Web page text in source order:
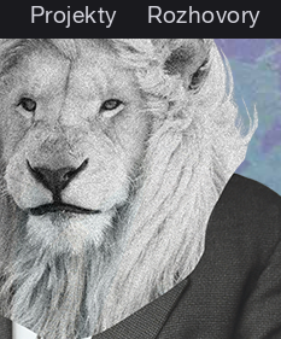
Projekty Rozhovory